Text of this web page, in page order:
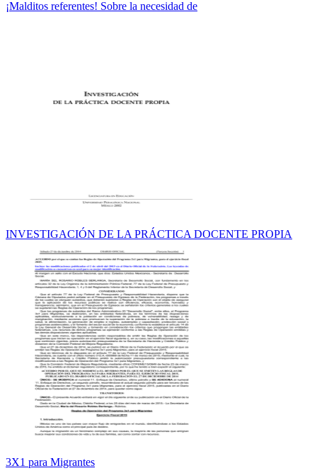
¡Malditos referentes! Sobre la necesidad de
INVESTIGACIÓN DE LA PRÁCTICA DOCENTE PROPIA
3X1 para Migrantes